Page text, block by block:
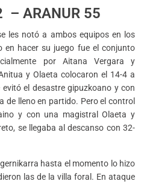
– ARANUR 55
les notó a ambos equipos en los
en hacer su juego fue el conjunto
por Aitana Vergara y
y Olaeta colocaron el 14-4 a
el desastre gipuzkoano y con
de lleno en partido. Pero el control
y con una magistral Olaeta y
se llegaba al descanso con 32-
hasta el momento lo hizo
las de la villa foral. En ataque